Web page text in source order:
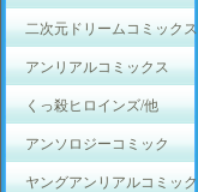
二次元ドリームコミックス
アンリアルコミックス
くっ殺ヒロインズ/他
アンソロジーコミック
ヤングアンリアルコミック